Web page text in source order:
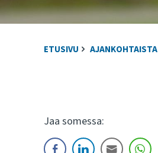
ETUSIVU AJANKOHTAISTA
Jaa somessa: